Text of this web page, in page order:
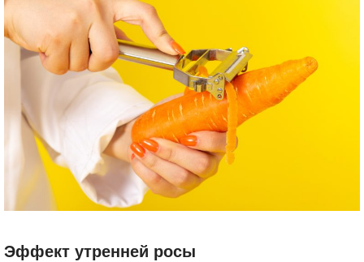
Эффект утренней росы